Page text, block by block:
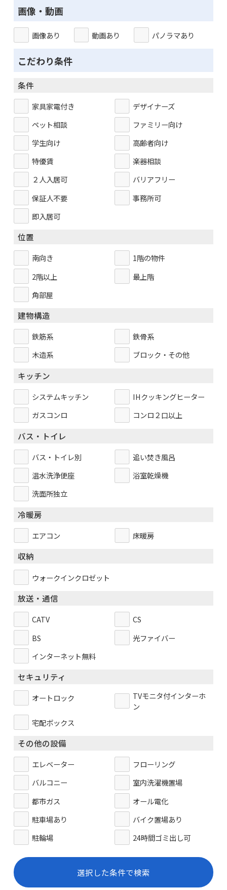
画像・動画
画像あり 動画あり パノラマあり
こだわり条件
条件
家具家電付き
デザイナーズ
ペット相談
ファミリー向け
学生向け
高齢者向け
特優賃
楽器相談
２人入居可
バリアフリー
保証人不要
事務所可
即入居可
位置
南向き
1階の物件
2階以上
最上階
角部屋
建物構造
鉄筋系
鉄骨系
木造系
ブロック・その他
キッチン
システムキッチン
IHクッキングヒーター
ガスコンロ
コンロ２口以上
バス・トイレ
バス・トイレ別
追い焚き風呂
温水洗浄便座
浴室乾燥機
洗面所独立
冷暖房
エアコン 床暖房
収納
ウォークインクロゼット
放送・通信
CATV
CS
BS
光ファイバー
インターネット無料
セキュリティ
オートロック
TVモニタ付インターホ
ン
宅配ボックス
その他の設備
エレベーター
フローリング
バルコニー
室内洗濯機置場
都市ガス
オール電化
駐車場あり
バイク置場あり
駐輪場
24時間ゴミ出し可
選択した条件で検索